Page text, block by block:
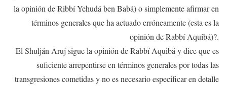
la opinión de Ribbí Yehudá ben Babá) o simplemente afirmar en
términos generales que ha actuado erróneamente (esta es la
opinión de Rabbí Aquibá)?.
El Shulján Aruj sigue la opinión de Rabbí Aquibá y dice que es
suficiente arrepentirse en términos generales por todas las
transgresiones cometidas y no es necesario especificar en detalle